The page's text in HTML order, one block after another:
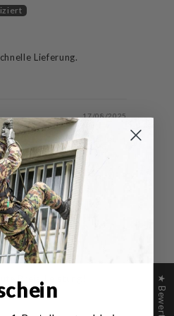
Lieferung.
17/08/2025